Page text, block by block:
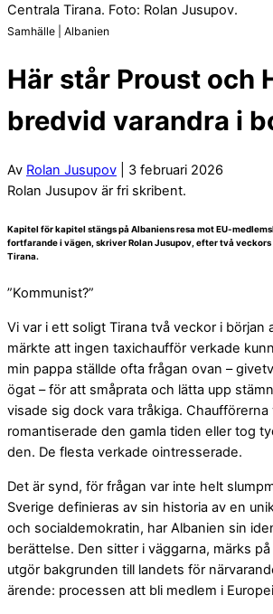
Centrala Tirana. Foto: Rolan Jusupov.
Samhälle | Albanien
Här står Proust och
bredvid varandra i
Av Rolan Jusupov | 3 februari 2026
Rolan Jusupov är fri skribent.
Kapitel för kapitel stängs på Albaniens resa mot EU-
fortfarande i vägen, skriver Rolan Jusupov, efter två
Tirana.
”Kommunist?”
Vi var i ett soligt Tirana två veckor i början
märkte att ingen taxichaufför verkade
min pappa ställde ofta frågan ovan –
ögat – för att småprata och lätta upp
visade sig dock vara tråkiga. Chaufförerna
romantiserade den gamla tiden eller tog
den. De flesta verkade ointresserade.
Det är synd, för frågan var inte helt
Sverige definieras av sin historia av en
och socialdemokratin, har Albanien sin
berättelse. Den sitter i väggarna, märks
utgör bakgrunden till landets för
ärende: processen att bli medlem i